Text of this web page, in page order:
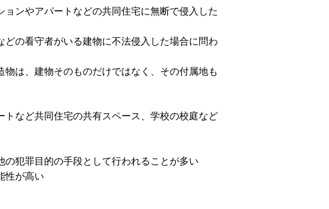
ンやアパートなどの共同住宅に無断で侵入した
どの看守者がいる建物に不法侵入した場合に問わ
物は、建物そのものだけではなく、その付属地も
など共同住宅の共有スペース、学校の校庭など
の犯罪目的の手段として行われることが多い
性が高い